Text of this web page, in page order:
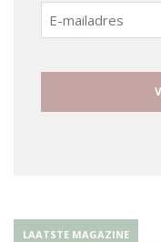
E-
mailadres
LAATSTE MAGAZINE